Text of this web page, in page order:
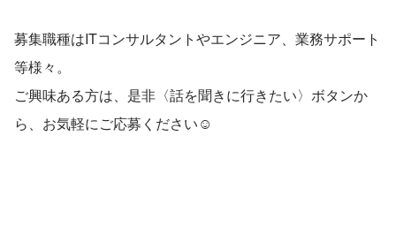
募集職種はITコンサルタントやエンジニア、業務サポート
等様々。
ご興味ある方は、是非〈話を聞きに行きたい〉ボタンか
ら、お気軽にご応募ください☺